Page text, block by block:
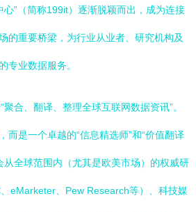
心”（简称199it）逐渐脱颖而出，成为连接
的重要桥梁，为行业从业者、研究机构及
专业数据服务。
合、翻译、整理全球互联网数据资讯”。
而是一个卓越的“信息精选师”和“价值翻译
从全球范围内（尤其是欧美市场）的权威研
eMarketer、Pew Research等）、科技媒